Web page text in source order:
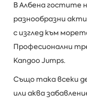
В Албена гостите
разнообразни
с изглед към
Професионални
Kangoo Jumps.
Също така всеки
или аква